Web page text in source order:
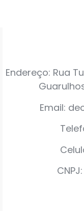
Endereço: Rua
Email: